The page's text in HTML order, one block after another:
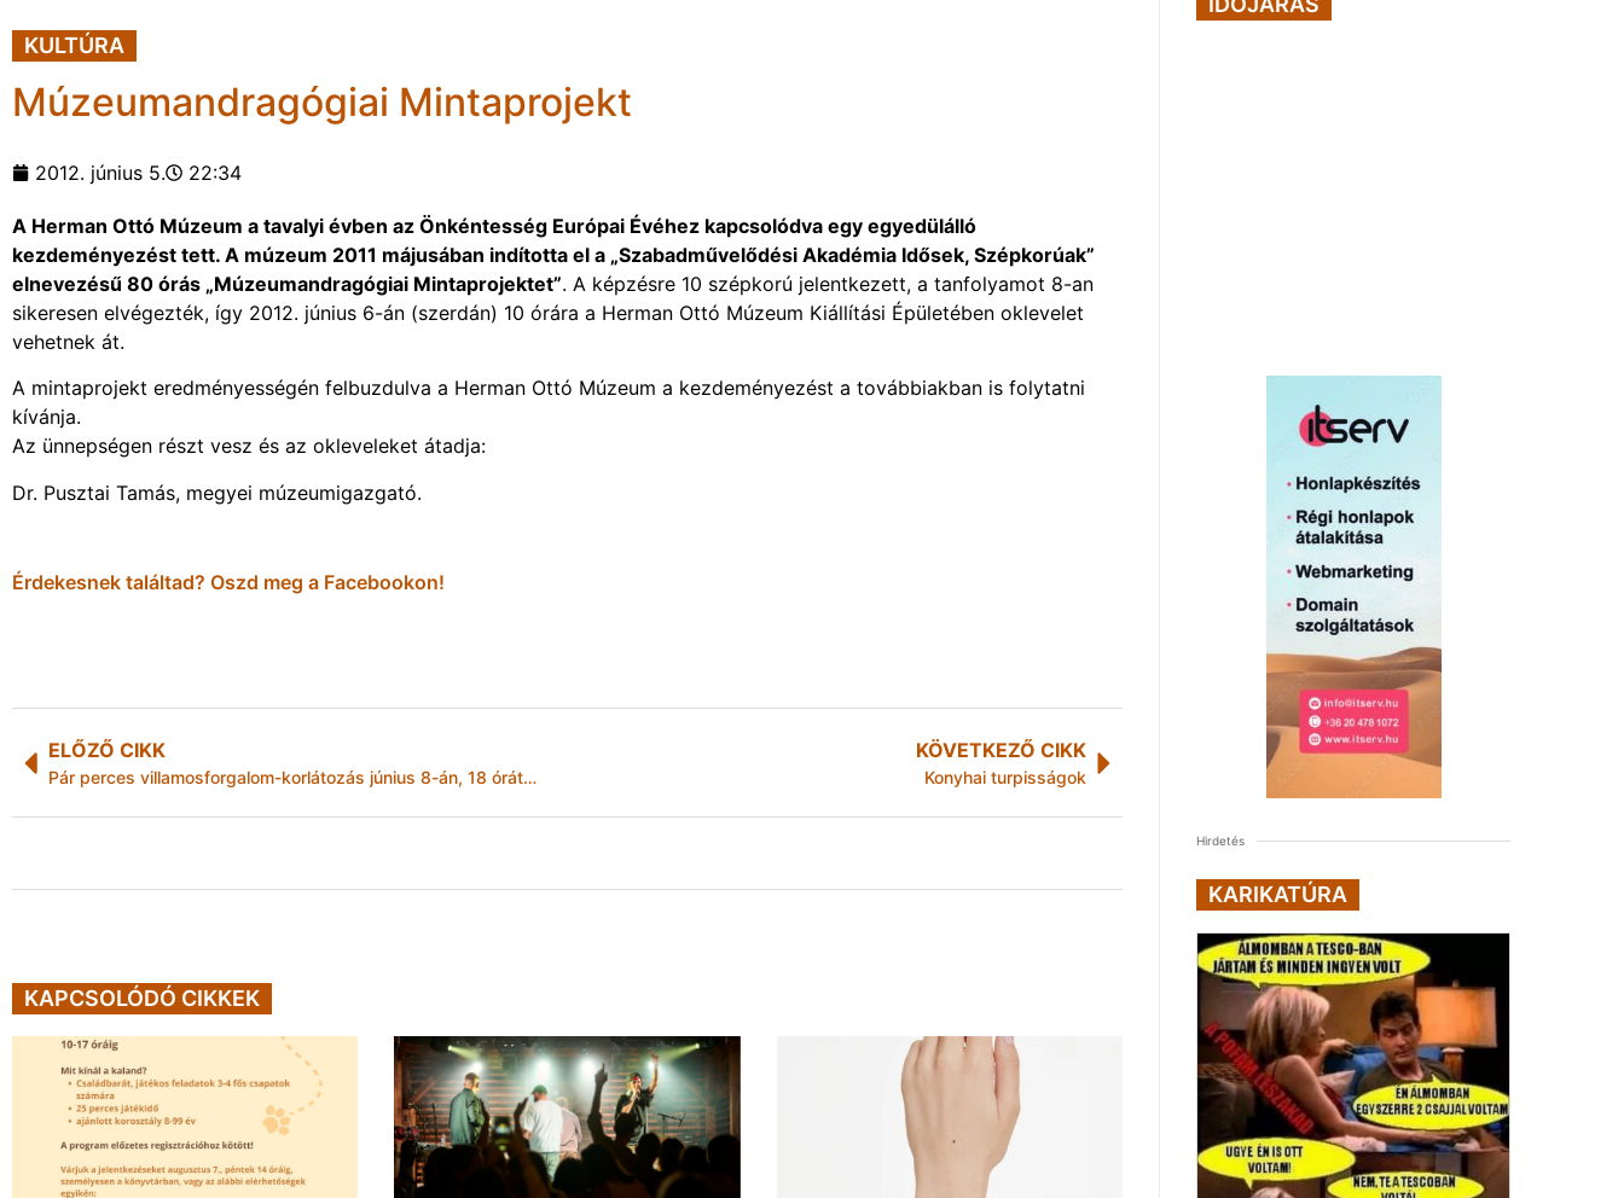
KULTÚRA
Múzeumandragógiai Mintaprojekt
2012. június 5. 22:34
A Herman Ottó Múzeum a tavalyi évben az Önkéntesség Európai Évéhez kapcsolódva egy egyedülálló
kezdeményezést tett. A múzeum 2011 májusában indította el a „Szabadművelődési Akadémia Idősek, Szépkorúak”
elnevezésű 80 órás „Múzeumandragógiai Mintaprojektet”. A képzésre 10 szépkorú jelentkezett, a tanfolyamot 8-an
sikeresen elvégezték, így 2012. június 6-án (szerdán) 10 órára a Herman Ottó Múzeum Kiállítási Épületében oklevelet
vehetnek át.
A mintaprojekt eredményességén felbuzdulva a Herman Ottó Múzeum a kezdeményezést a továbbiakban is folytatni
kívánja.
Az ünnepségen részt vesz és az okleveleket átadja:
Dr. Pusztai Tamás, megyei múzeumigazgató.
Érdekesnek találtad? Oszd meg a Facebookon!
ELŐZŐ CIKK
Pár perces villamosforgalom-korlátozás június 8-án, 18 órától Miskolcon
KÖVETKEZŐ CIKK
Konyhai turpisságok
KAPCSOLÓDÓ CIKKEK
Hirdetés
KARIKATÚRA